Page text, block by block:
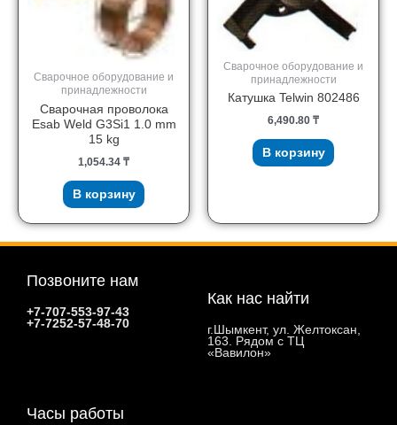
Сварочное оборудование и
принадлежности
Сварочная проволока
Esab Weld G3Si1 1.0 mm
15 kg
1,054.34 ₸
В корзину
Сварочное оборудование и
принадлежности
Катушка Telwin 802486
6,490.80 ₸
В корзину
Позвоните нам
+7-707-553-97-43
+7-7252-57-48-70
Как нас найти
г.Шымкент, ул. Желтоксан,
163. Рядом с ТЦ
«Вавилон»
Часы работы